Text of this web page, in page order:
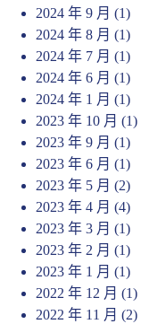
2024 年 9 月 (1)
2024 年 8 月 (1)
2024 年 7 月 (1)
2024 年 6 月 (1)
2024 年 1 月 (1)
2023 年 10 月 (1)
2023 年 9 月 (1)
2023 年 6 月 (1)
2023 年 5 月 (2)
2023 年 4 月 (4)
2023 年 3 月 (1)
2023 年 2 月 (1)
2023 年 1 月 (1)
2022 年 12 月 (1)
2022 年 11 月 (2)